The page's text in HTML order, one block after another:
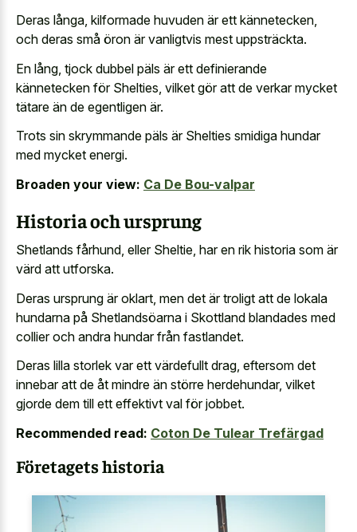
Deras långa, kilformade huvuden är ett kännetecken,
och deras små öron är vanligtvis mest uppsträckta.
En lång, tjock dubbel päls är ett definierande
kännetecken för Shelties, vilket gör att de verkar mycket
tätare än de egentligen är.
Trots sin skrymmande päls är Shelties smidiga hundar
med mycket energi.
Broaden your view: Ca De Bou-valpar
Historia och ursprung
Shetlands fårhund, eller Sheltie, har en rik historia som är
värd att utforska.
Deras ursprung är oklart, men det är troligt att de lokala
hundarna på Shetlandsöarna i Skottland blandades med
collier och andra hundar från fastlandet.
Deras lilla storlek var ett värdefullt drag, eftersom det
innebar att de åt mindre än större herdehundar, vilket
gjorde dem till ett effektivt val för jobbet.
Recommended read: Coton De Tulear Trefärgad
Företagets historia